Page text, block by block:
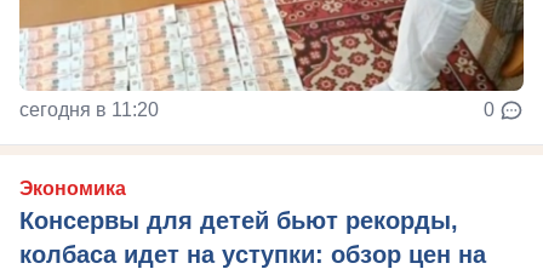
сегодня в 11:20 0
Экономика
Консервы для детей бьют рекорды,
колбаса идет на уступки: обзор цен на